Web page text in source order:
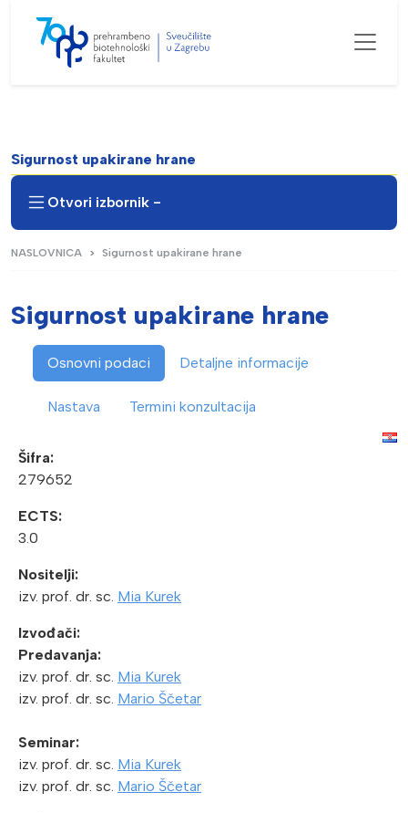
Sigurnost upakirane hrane
Otvori izbornik -
NASLOVNICA Sigurnost upakirane hrane
Sigurnost upakirane hrane
Osnovni podaci Detaljne informacije
Nastava Termini konzultacija
Šifra:
279652
ECTS:
3.0
Nositelji:
izv. prof. dr. sc. Mia Kurek
Izvođači:
Predavanja:
izv. prof. dr. sc. Mia Kurek
izv. prof. dr. sc. Mario Ščetar
Seminar:
izv. prof. dr. sc. Mia Kurek
izv. prof. dr. sc. Mario Ščetar